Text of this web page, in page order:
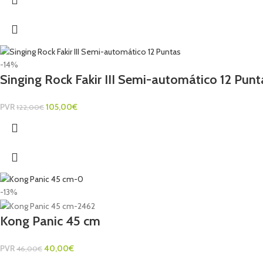
-14%
Singing Rock Fakir III Semi-automático 12
PVR 122,00€ 105,00€
-13%
Kong Panic 45 cm
PVR 46,00€ 40,00€